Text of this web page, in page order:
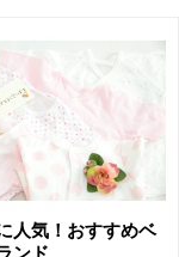
人気！おすすめベ